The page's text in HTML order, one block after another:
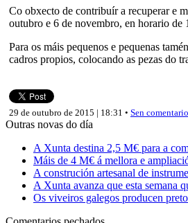
Co obxecto de contribuír a recuperar e
outubro e 6 de novembro, en horario de
Para os máis pequenos e pequenas
cadros propios, colocando as pezas do
29 de outubro de 2015 | 18:31 • Sen
Outras novas do día
A Xunta destina 2,5 M€ para a
Máis de 4 M€ á mellora e
A construción artesanal de
A Xunta avanza que esta semana
Os viveiros galegos producen